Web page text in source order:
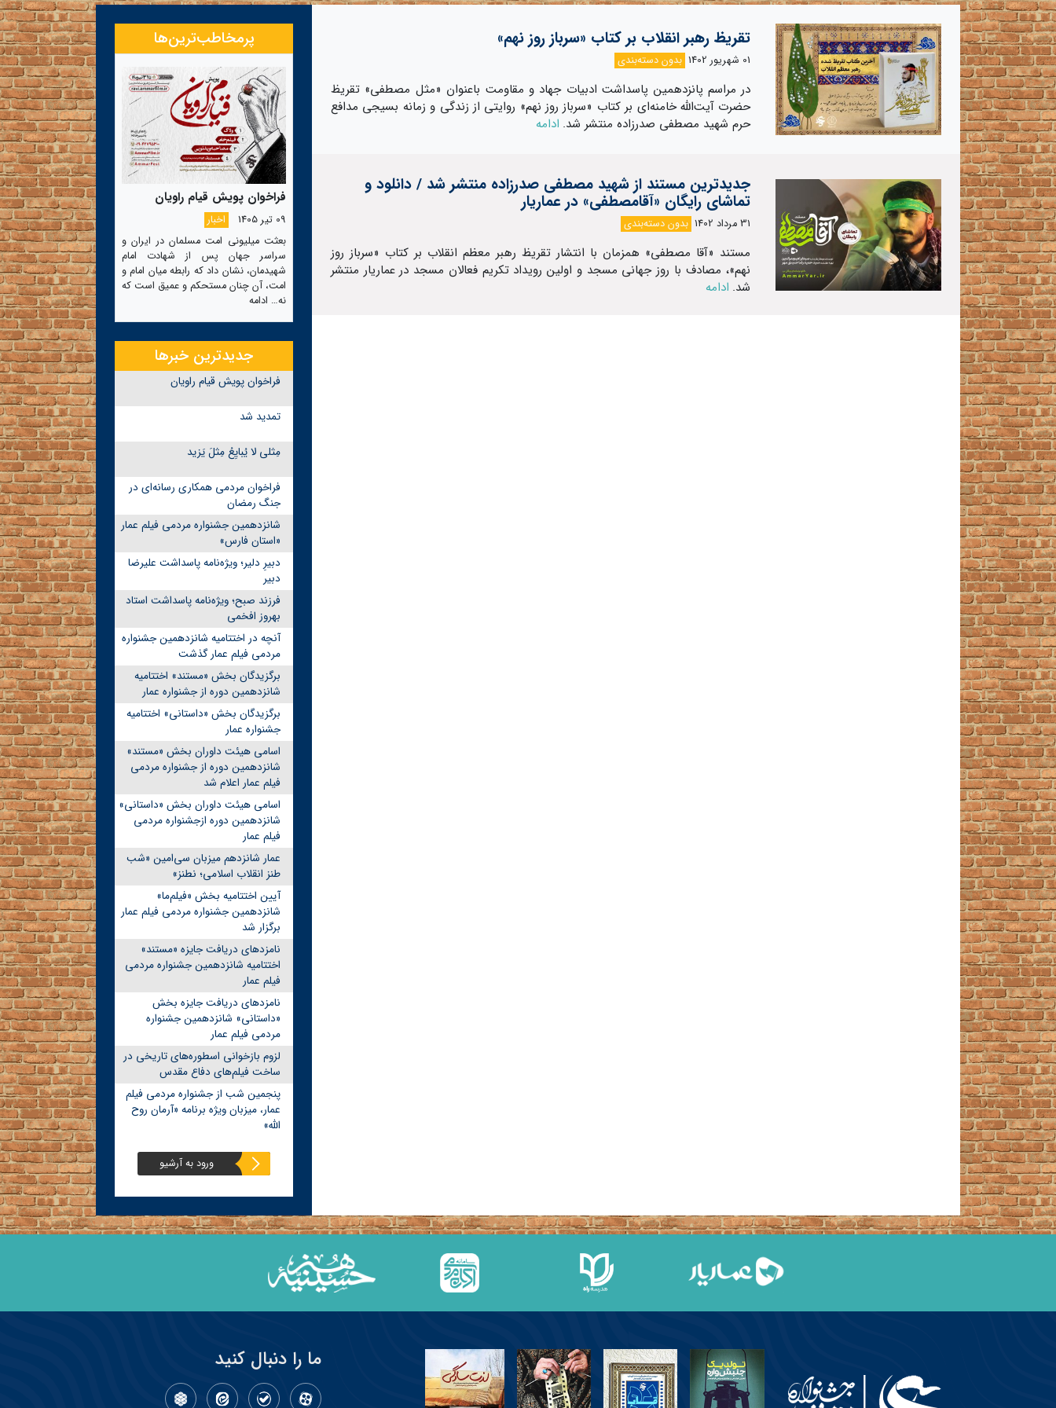
تقریظ رهبر انقلاب بر کتاب «سرباز روز نهم»
01 شهریور 1402 بدون دسته‌بندی
در مراسم پانزدهمین پاسداشت ادبیات جهاد و مقاومت باعنوان «مثل مصطفی» تقریظ
حضرت آیت‌الله خامنه‌ای بر کتاب «سرباز روز نهم» روایتی از زندگی و زمانه بسیجی مدافع
حرم شهید مصطفی صدرزاده منتشر شد. ادامه
جدیدترین مستند از شهید مصطفی صدرزاده منتشر شد / دانلود و
تماشای رایگان «آقامصطفی» در عماریار
31 مرداد 1402 بدون دسته‌بندی
مستند «آقا مصطفی» همزمان با انتشار تقریظ‌‌‌ رهبر معظم انقلاب بر کتاب «سرباز روز
نهم»، مصادف با روز جهانی مسجد و اولین رویداد تکریم فعالان مسجد در عماریار منتشر
شد. ادامه
پرمخاطب‌ترین‌ها
فراخوان پویش قیام راویان
09 تیر 1405
اخبار
بعثت میلیونی امت مسلمان در ایران و
سراسر جهان پس از شهادت امام
شهیدمان، نشان داد که رابطه میان امام و
امت، آن چنان مستحکم و عمیق است که
نه… ادامه
جدیدترین خبرها
فراخوان پویش قیام راویان
تمدید شد
مِثلی لا یُبایِعُ مِثلَ یَزید
فراخوان مردمی همکاری رسانه‌ای در
جنگ رمضان
شانزدهمین جشنواره مردمی فیلم عمار
«استان فارس»
دبیرِ دلیر؛ ویژه‌نامه پاسداشت علیرضا
دبیر
فرزند صبح؛ ویژه‌نامه پاسداشت استاد
بهروز افخمی
آنچه در اختتامیه شانزدهمین جشنواره
مردمی فیلم عمار گذشت
برگزیدگان بخش «مستند» اختتامیه
شانزدهمین دوره از جشنواره عمار
برگزیدگان بخش «داستانی» اختتامیه
جشنواره عمار
اسامی هیئت داوران بخش «مستند»
شانزدهمین دوره از جشنواره مردمی
فیلم عمار اعلام شد
اسامی هیئت داوران بخش «داستانی»
شانزدهمین دوره ازجشنواره مردمی
فیلم عمار
عمار شانزدهم میزبان سی‌امین «شب
طنز انقلاب اسلامی؛ نطنز»
آیین اختتامیه بخش «فیلم‌ما»
شانزدهمین جشنواره مردمی فیلم عمار
برگزار شد
نامزدهای دریافت جایزه «مستند»
اختتامیه شانزدهمین جشنواره مردمی
فیلم عمار
نامزدهای دریافت جایزه بخش
«داستانی» شانزدهمین جشنواره
مردمی فیلم عمار
لزوم بازخوانی اسطوره‌های تاریخی در
ساخت فیلم‌های دفاع مقدس
پنجمین شب از جشنواره مردمی فیلم
عمار، میزبان ویژه برنامه «آرمان روح
الله»
ورود به آرشیو
ما را دنبال کنید